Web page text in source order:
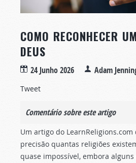
COMO RECONHECER
DEUS
24 Junho 2026 Adam
Tweet
Comentário sobre este artigo
Um artigo do LearnReligions.com
precisão quantas religiões
quase impossível, embora